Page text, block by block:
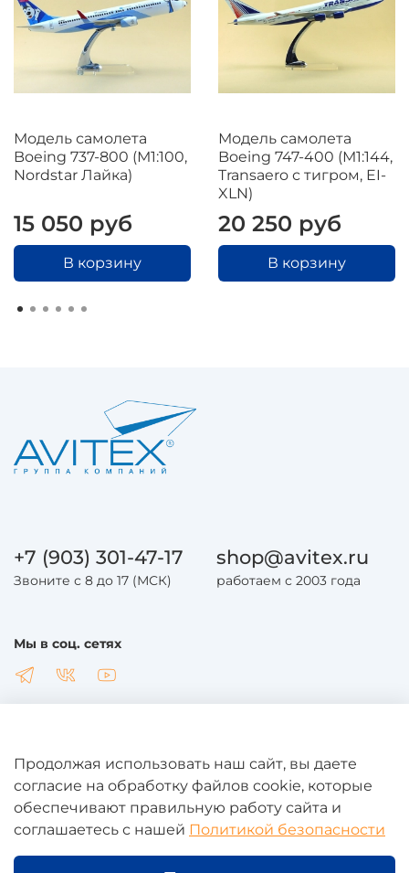
Модель самолета
Boeing 737-800 (М1:100,
Nordstar Лайка)
15 050 руб
В корзину
Модель самолета
Boeing 747-400 (М1:144,
Transaero с тигром, EI-
XLN)
20 250 руб
В корзину
Общая информация
Юридическая информация
+7 (903) 301-47-17
Звоните с 8 до 17 (МСК)
shop@avitex.ru
работаем с 2003 года
Мы в соц. сетях
Продолжая использовать наш сайт, вы даете
согласие на обработку файлов cookie, которые
обеспечивают правильную работу сайта и
соглашаетесь с нашей Политикой безопасности